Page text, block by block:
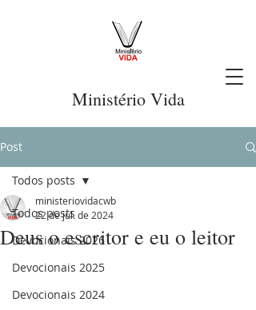
Ministério Vida
Post
Todos posts
Devocionais 2026
Devocionais 2025
Devocionais 2024
Todos posts
Deus o escritor e eu o leitor
ministeriovidacwb
22 de jul. de 2024